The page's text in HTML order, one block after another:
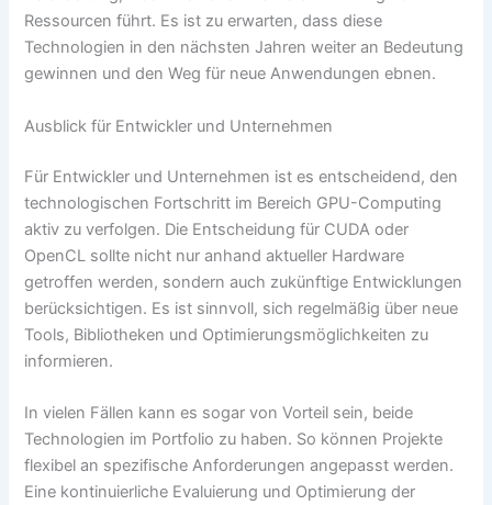
Ressourcen führt. Es ist zu erwarten, dass diese
Technologien in den nächsten Jahren weiter an Bedeutung
gewinnen und den Weg für neue Anwendungen ebnen.
Ausblick für Entwickler und Unternehmen
Für Entwickler und Unternehmen ist es entscheidend, den
technologischen Fortschritt im Bereich GPU-Computing
aktiv zu verfolgen. Die Entscheidung für CUDA oder
OpenCL sollte nicht nur anhand aktueller Hardware
getroffen werden, sondern auch zukünftige Entwicklungen
berücksichtigen. Es ist sinnvoll, sich regelmäßig über neue
Tools, Bibliotheken und Optimierungsmöglichkeiten zu
informieren.
In vielen Fällen kann es sogar von Vorteil sein, beide
Technologien im Portfolio zu haben. So können Projekte
flexibel an spezifische Anforderungen angepasst werden.
Eine kontinuierliche Evaluierung und Optimierung der